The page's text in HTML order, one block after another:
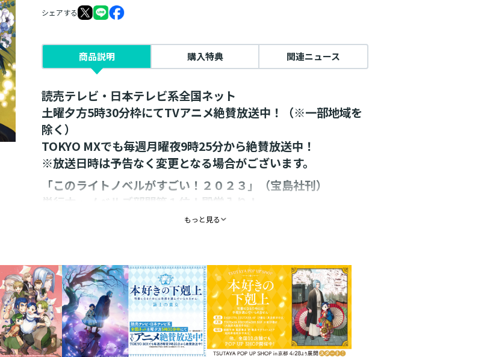
シェアする
商品説明 購入特典 関連ニュース
読売テレビ・日本テレビ系全国ネット
土曜夕方5時30分枠にてTVアニメ絶賛放送中！（※一部地域を
除く）
TOKYO MXでも毎週月曜夜9時25分から絶賛放送中！
※放送日時は予告なく変更となる場合がございます。
「このライトノベルがすごい！２０２３」（宝島社刊）
単行本・ノベルズ部門第１位！殿堂入り！
シリーズ累計８００万部突破！（電子書籍を含む）
ビブリア・ファンタジー最新刊！
ダンケルフェルガーとのディッター勝負で倒れたローゼマインが目を覚
ます。諸問題は解決したものの、乱入した中央騎士団にトルークを使われた
可能性が浮上した。
その対応は大人達に任せつつ、本人は領地対抗戦の準備に取りかかる。
様々な領地や王族との社交が次々と始まるのだった。
もっと見る